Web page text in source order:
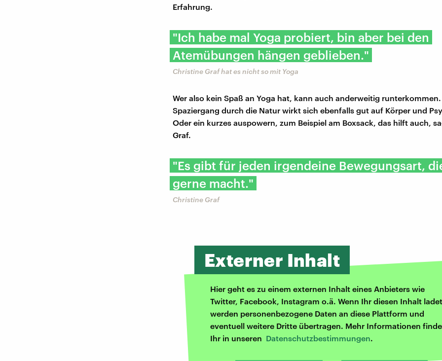
Erfahrung.
"Ich habe mal Yoga probiert, bin aber bei den
Atemübungen hängen geblieben."
Christine Graf hat es nicht so mit Yoga
Wer also kein Spaß an Yoga hat, kann auch anderweitig runterkommen.
Spaziergang durch die Natur wirkt sich ebenfalls gut auf Körper und
Oder ein kurzes auspowern, zum Beispiel am Boxsack, das hilft auch,
Graf.
"Es gibt für jeden irgendeine Bewegungsart,
gerne macht."
Christine Graf
Externer Inhalt
Hier geht es zu einem externen Inhalt eines Anbieters wie
Twitter, Facebook, Instagram o.ä. Wenn Ihr diesen Inhalt
werden personenbezogene Daten an diese Plattform und
eventuell weitere Dritte übertragen. Mehr Informationen
Ihr in unseren Datenschutzbestimmungen.